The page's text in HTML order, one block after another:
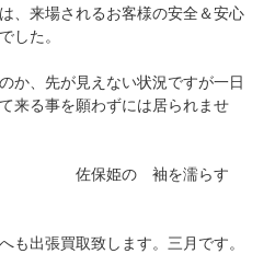
、来場されるお客様の安全＆安心
した。
か、先が見えない状況ですが一日
来る事を願わずには居られませ
を濡らす
も出張買取致します。三月です。